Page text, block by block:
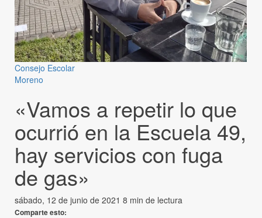
Consejo Escolar
Moreno
«Vamos a repetir lo que
ocurrió en la Escuela 49,
hay servicios con fuga
de gas»
sábado, 12 de junio de 2021 8 min de lectura
Comparte esto: